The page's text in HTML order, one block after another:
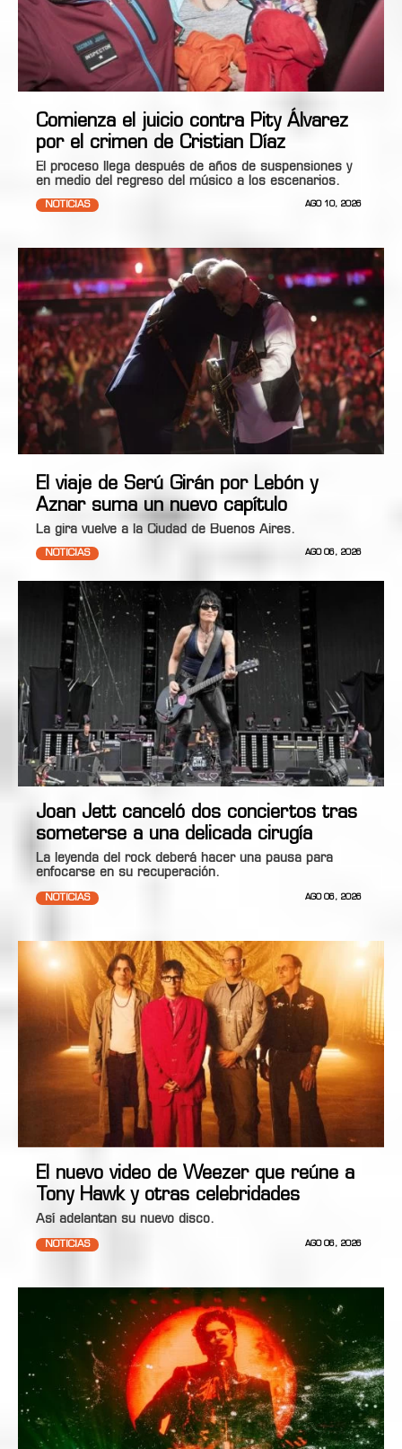
Comienza el juicio contra Pity Álvarez
por el crimen de Cristian Díaz
El proceso llega después de años de suspensiones y
en medio del regreso del músico a los escenarios.
NOTICIAS AGO 10, 2026
El viaje de Serú Girán por Lebón y
Aznar suma un nuevo capítulo
La gira vuelve a la Ciudad de Buenos Aires.
NOTICIAS AGO 06, 2026
Joan Jett canceló dos conciertos tras
someterse a una delicada cirugía
La leyenda del rock deberá hacer una pausa para
enfocarse en su recuperación.
NOTICIAS AGO 06, 2026
El nuevo video de Weezer que reúne a
Tony Hawk y otras celebridades
Así adelantan su nuevo disco.
NOTICIAS AGO 06, 2026